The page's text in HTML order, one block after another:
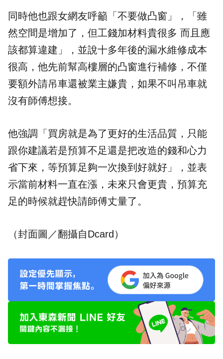
同時他也跟女網友呼籲「不要做凸窗」，「雖
然空間是增加了，但工錢加材料貴很多 而且應
該都算違建」，並說十多年後的漏水維修成本
很高，他先前幫高樓層的凸窗進行補修，不僅
要額外請吊車還被業主嫌貴，如果不叫吊車就
沒有師傅想接。
他強調「買房就是為了更好的生活品質，只能
跟你建議若是預算不足還是把改造的錢和心力
省下來，等預算足夠一次換到好就好」，並表
示當前材料一直在漲，未來只會更貴，預算充
足的時候就趕快請師傅丈量了。
（封面圖／翻攝自Dcard）